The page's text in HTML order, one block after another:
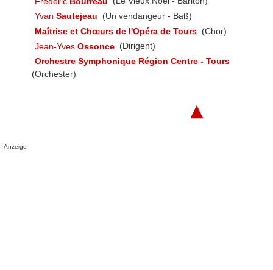
Yvan Sautejeau
(Un vendangeur - Baß)
Maîtrise et Chœurs de l'Opéra de Tours (Chor)
Jean-Yves Ossonce (Dirigent)
Orchestre Symphonique Région Centre - Tours
(Orchester)
▲
Anzeige